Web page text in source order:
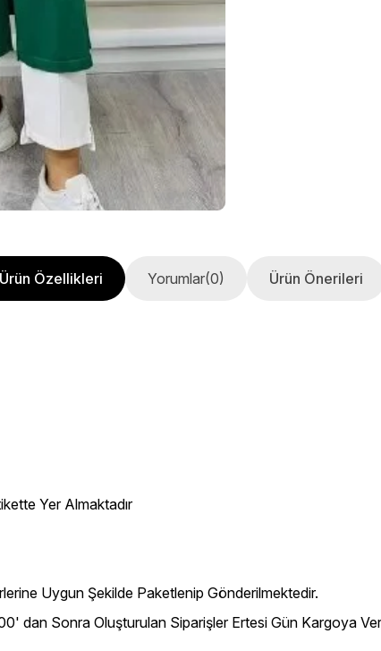
Ürün Özellikleri Yorumlar(0) Ürün Önerileri
Yer Almaktadır
Uygun Şekilde Paketlenip Gönderilmektedir.
dan Sonra Oluşturulan Siparişler Ertesi Gün Kargoya